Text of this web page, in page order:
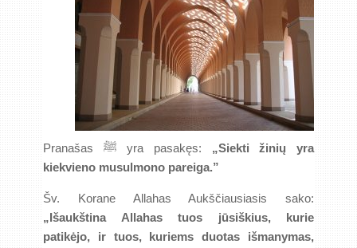
Pranašas ﷺ yra pasakęs: „Siekti žinių yra
kiekvieno musulmono pareiga.”
Šv. Korane Allahas Aukščiausiasis sako:
„Išaukština Allahas tuos jūsiškius, kurie
patikėjo, ir tuos, kuriems duotas išmanymas,